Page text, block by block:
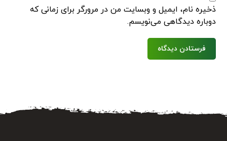
ذخیره نام، ایمیل و وبسایت من در مرورگر برای زمانی که
دوباره دیدگاهی می‌نویسم.
فرستادن دیدگاه